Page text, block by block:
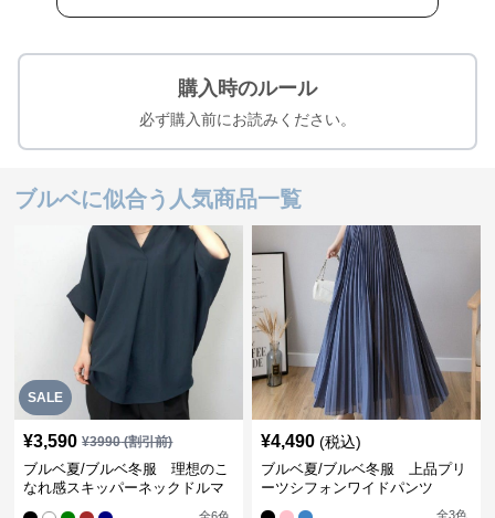
購入時のルール
必ず購入前にお読みください。
ブルベに似合う人気商品一覧
SALE
¥3,590 ¥3990(割引前)
ブルベ夏/ブルベ冬服 理想のこ
なれ感スキッパーネックドルマ
¥4,490 (税込)
ブルベ夏/ブルベ冬服 上品プリ
ーツシフォンワイドパンツ
全3色